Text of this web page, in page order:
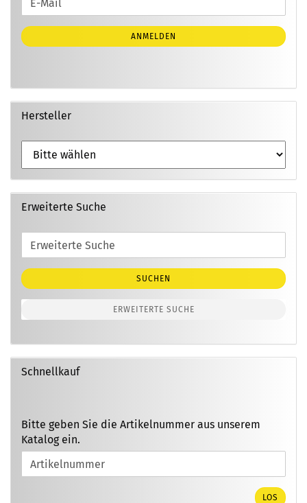
ZUR
NEWSLETTER-
ANMELDUNG
E-
Mail
ANMELDEN
Hersteller
Erweiterte Suche
Erweiterte
Suche
SUCHEN
ERWEITERTE SUCHE
Schnellkauf
BITTE
GEBEN
SIE
DIE
Bitte geben Sie die Artikelnummer aus unserem
Katalog ein.
LOS